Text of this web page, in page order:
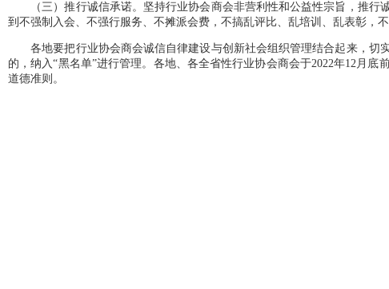
（三）推行诚信承诺。坚持行业协会商会非营利性和公益性宗旨，推行
到不强制入会、不强行服务、不摊派会费，不搞乱评比、乱培训、乱表彰，
各地要把行业协会商会诚信自律建设与创新社会组织管理结合起来，切
的，纳入“黑名单”进行管理。各地、各全省性行业协会商会于2022年12月
道德准则。